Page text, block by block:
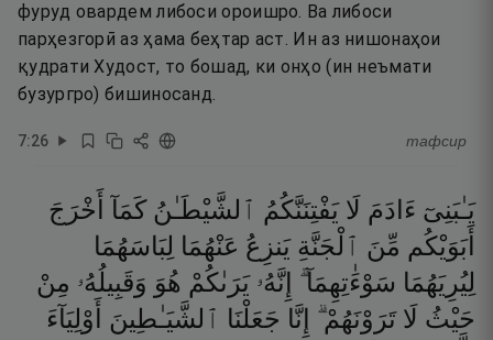
фуруд овардем либоси ороишро. Ва либоси
парҳезгорӣ аз ҳама беҳтар аст. Ин аз нишонаҳои
қудрати Худост, то бошад, ки онҳо (ин неъмати
бузургро) бишиносанд.
7:26 тафсир
يَـٰبَنِىٓ ءَادَمَ لَا يَفْتِنَنَّكُمُ ٱلشَّيْطَـٰنُ كَمَآ
أَخْرَجَ
أَبَوَيْكُم مِّنَ ٱلْجَنَّةِ يَنزِعُ عَنْهُمَا لِبَاسَهُمَا
لِيُرِيَهُمَا سَوْءَٰتِهِمَآ ۗ إِنَّهُۥ يَرَىٰكُمْ هُوَ وَقَبِيلُهُۥ مِنْ
حَيْثُ لَا تَرَوْنَهُمْ ۗ إِنَّا جَعَلْنَا ٱلشَّيَـٰطِينَ
أَوْلِيَآءَ